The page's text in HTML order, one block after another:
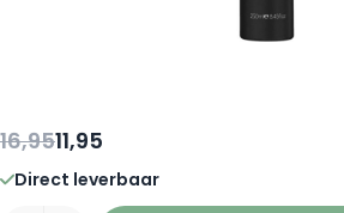
16,9511,95
Direct leverbaar